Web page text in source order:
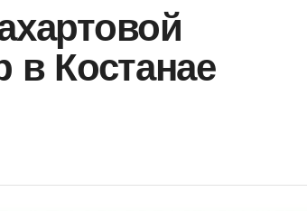
в Костанае